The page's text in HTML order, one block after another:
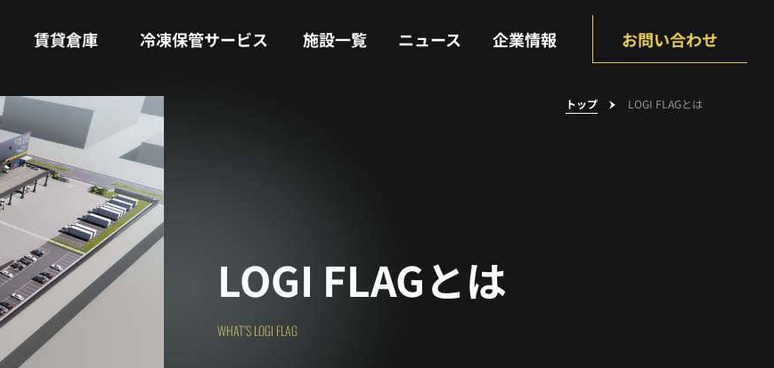
賃貸倉庫 冷凍保管サービス 施設一覧 ニュース 企業情報 お問い合わせ
トップ LOGI FLAGとは
LOGI FLAGとは
WHAT’S LOGI FLAG